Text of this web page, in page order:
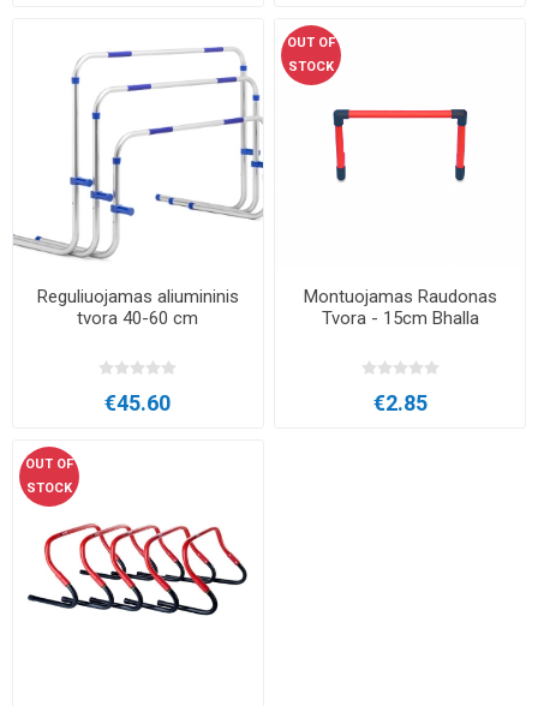
Reguliuojamas aliumininis
tvora 40-60 cm
€45.60
OUT OF
STOCK
Montuojamas Raudonas
Tvora - 15cm Bhalla
€2.85
OUT OF
STOCK